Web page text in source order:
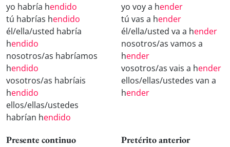
yo habría hendido
tú habrías hendido
él/ella/usted habría
hendido
nosotros/as habríamos
hendido
vosotros/as habríais
hendido
ellos/ellas/ustedes
habrían hendido
yo voy a hender
tú vas a hender
él/ella/usted va a hender
nosotros/as vamos a
hender
vosotros/as vais a hender
ellos/ellas/ustedes van a
hender
Presente continuo Pretérito anterior